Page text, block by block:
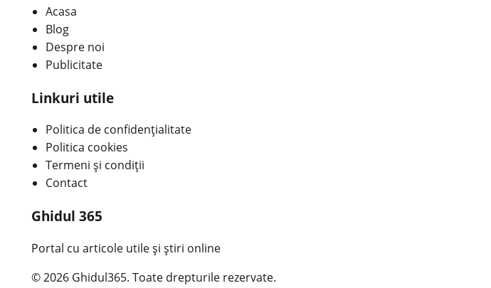
Acasa
Blog
Despre noi
Publicitate
Linkuri utile
Politica de confidențialitate
Politica cookies
Termeni și condiții
Contact
Ghidul 365
Portal cu articole utile și știri online
© 2026 Ghidul365. Toate drepturile rezervate.